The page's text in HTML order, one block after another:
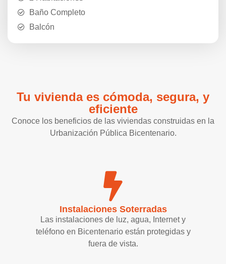
Baño Completo
Balcón
Tu vivienda es cómoda, segura, y
eficiente
Conoce los beneficios de las viviendas construidas en la
Urbanización Pública Bicentenario.
Instalaciones Soterradas
Las instalaciones de luz, agua, Internet y
teléfono en Bicentenario están protegidas y
fuera de vista.